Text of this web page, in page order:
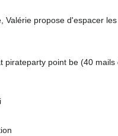
propose d'espacer
pirateparty point be (40 mails